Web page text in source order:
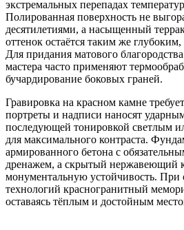
экстремальных перепадах
Полированная поверхность не
десятилетиями, а насыщенный
оттенок остаётся таким же
Для придания матового
мастера часто применяют
бучардирование боковых граней.
Гравировка на красном камне
портреты и надписи наносят
последующей тонировкой светлым
для максимального контраста.
армированного бетона с
дренажем, а скрытый нержавеющий
монументальную устойчивость. При
технологий красногранитный
оставаясь тёплым и достойным